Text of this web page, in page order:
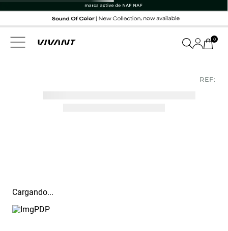
0
REF:
Cargando...